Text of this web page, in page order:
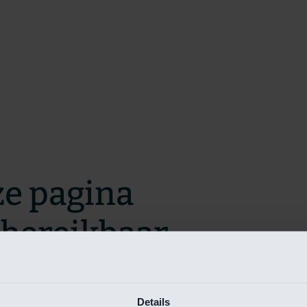
Details
pagina
zo snel mogelijk te verhelpen.